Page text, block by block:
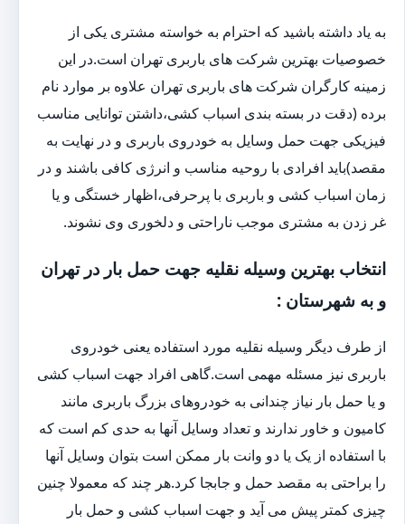
به یاد داشته باشید که احترام به خواسته مشتری یکی از
خصوصیات بهترین شرکت های باربری تهران است.در این
زمینه کارگران شرکت های باربری تهران علاوه بر موارد نام
برده (دقت در بسته بندی اسباب کشی،داشتن توانایی مناسب
فیزیکی جهت حمل وسایل به خودروی باربری و در نهایت به
مقصد)باید افرادی با روحیه مناسب و انرژی کافی باشند و در
زمان اسباب کشی و باربری با پرحرفی،اظهار خستگی و یا
غر زدن به مشتری موجب ناراحتی و دلخوری وی نشوند.
انتخاب بهترین وسیله نقلیه جهت حمل بار در تهران
و به شهرستان :
از طرف دیگر وسیله نقلیه مورد استفاده یعنی خودروی
باربری نیز مسئله مهمی است.گاهی افراد جهت اسباب کشی
و یا حمل بار نیاز چندانی به خودروهای بزرگ باربری مانند
کامیون و خاور ندارند و تعداد وسایل آنها به حدی کم است که
با استفاده از یک یا دو وانت بار ممکن است بتوان وسایل آنها
را براحتی به مقصد حمل و جابجا کرد.هر چند که معمولا چنین
چیزی کمتر پیش می آید و جهت اسباب کشی و حمل بار